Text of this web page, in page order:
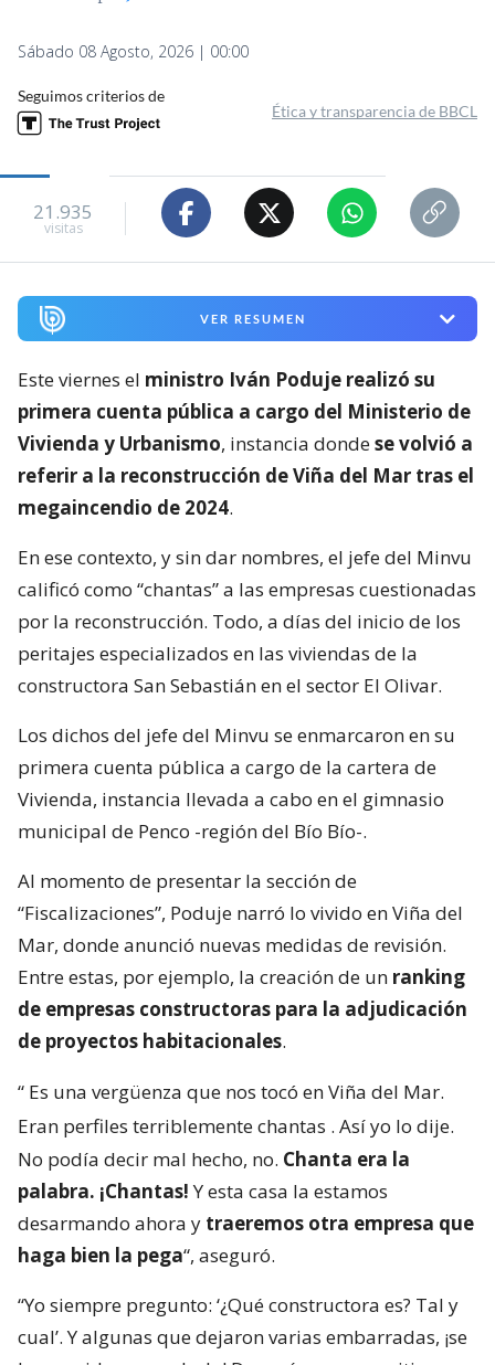
Sábado 08 Agosto, 2026 | 00:00
Seguimos criterios de
Ética y transparencia de BBCL
21.935
visitas
VER RESUMEN
Este viernes el ministro Iván Poduje realizó su
primera cuenta pública a cargo del Ministerio de
Vivienda y Urbanismo, instancia dondese volvió a
referir a la reconstrucción de Viña del Mar tras el
megaincendio de 2024.
En ese contexto, y sin dar nombres, el jefe del Minvu
calificó como “chantas” a las empresas cuestionadas
por la reconstrucción. Todo, a días del inicio de los
peritajes especializados en las viviendas de la
constructora San Sebastián en el sector El Olivar.
Los dichos del jefe del Minvu se enmarcaron en su
primera cuenta pública a cargo de la cartera de
Vivienda, instancia llevada a cabo en el gimnasio
municipal de Penco -región del Bío Bío-.
Al momento de presentar la sección de
“Fiscalizaciones”, Poduje narró lo vivido en Viña del
Mar, donde anunció nuevas medidas de revisión.
Entre estas, por ejemplo, la creación de un ranking
de empresas constructoras para la adjudicación
de proyectos habitacionales.
“ Es una vergüenza que nos tocó en Viña del Mar.
Eran perfiles terriblemente chantas . Así yo lo dije.
No podía decir mal hecho, no. Chanta era la
palabra. ¡Chantas!Y esta casa la estamos
desarmando ahora y traeremos otra empresa que
haga bien la pega“, aseguró.
“Yo siempre pregunto: ‘¿Qué constructora es? Tal y
cual’. Y algunas que dejaron varias embarradas, ¡se